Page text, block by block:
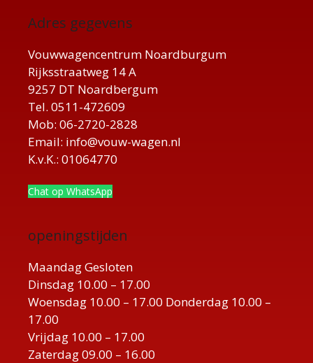
Adres gegevens
Vouwwagencentrum Noardburgum
Rijksstraatweg 14 A
9257 DT Noardbergum
Tel. 0511-472609
Mob: 06-2720-2828
Email: info@vouw-wagen.nl
K.v.K.: 01064770
Chat op WhatsApp
openingstijden
Maandag Gesloten
Dinsdag 10.00 – 17.00
Woensdag 10.00 – 17.00 Donderdag 10.00 –
17.00
Vrijdag 10.00 – 17.00
Zaterdag 09.00 – 16.00